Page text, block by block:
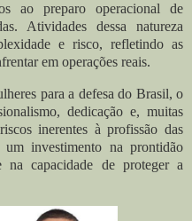
ao preparo operacional de
Atividades dessa natureza
e risco, refletindo as
em operações reais.
para a defesa do Brasil, o
dedicação e, muitas
inerentes à profissão das
um investimento na prontidão
na capacidade de proteger a